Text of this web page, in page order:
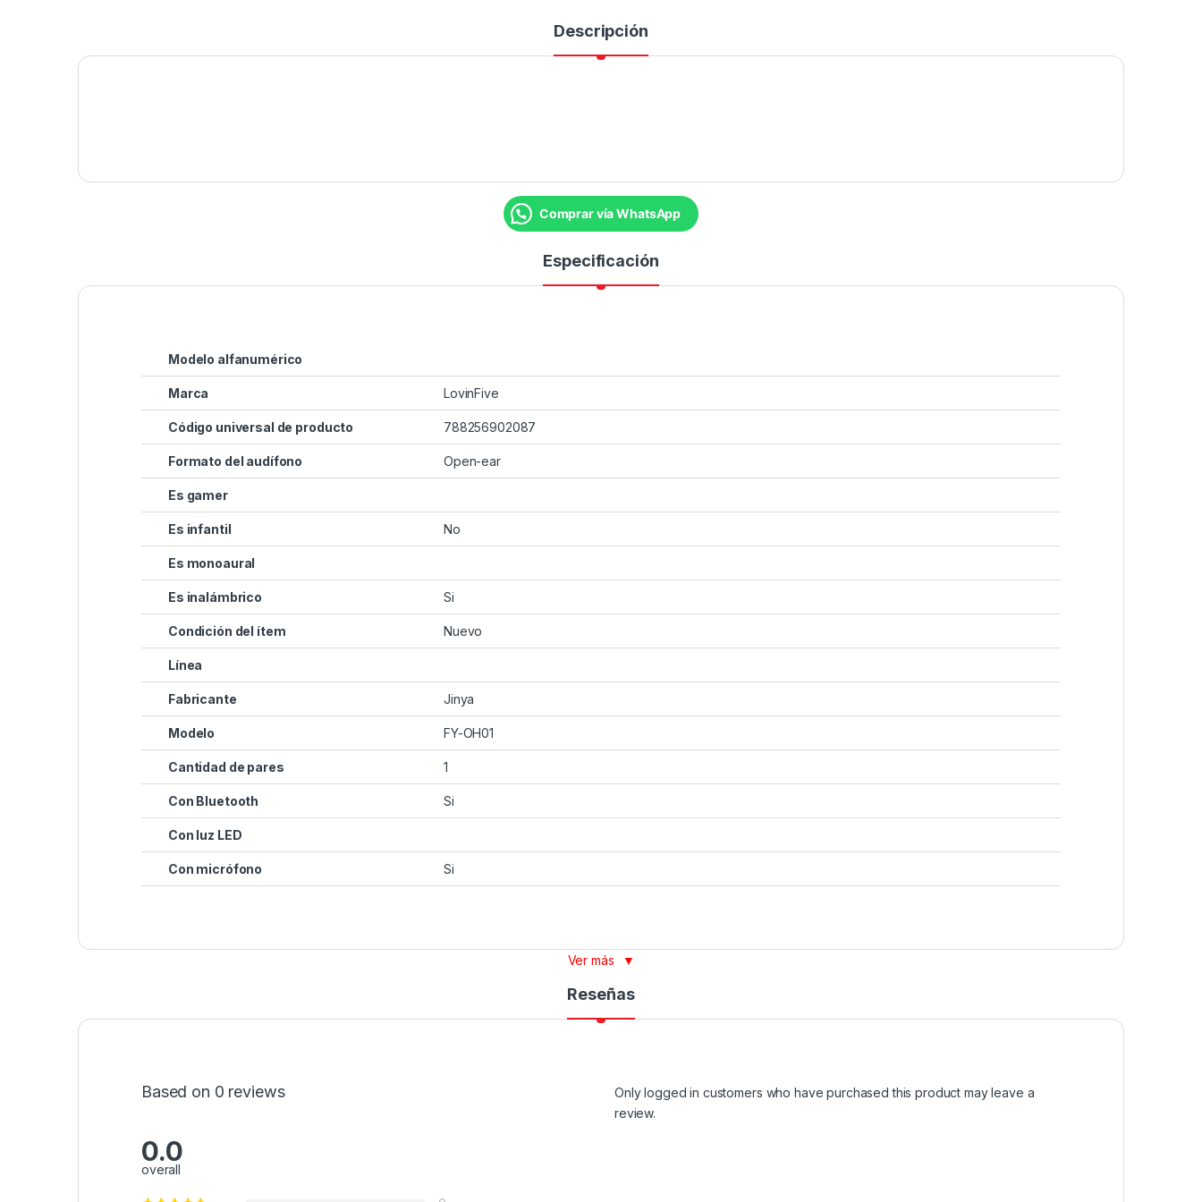
Descripción
Comprar vía WhatsApp
Especificación
Modelo alfanumérico
Marca LovinFive
Código universal de producto 788256902087
Formato del audífono Open-ear
Es gamer
Es infantil No
Es monoaural
Es inalámbrico Si
Condición del ítem Nuevo
Línea
Fabricante Jinya
Modelo FY-OH01
Cantidad de pares 1
Con Bluetooth Si
Con luz LED
Con micrófono Si
Ver más ▼
Reseñas
Based on 0 reviews
0.0
overall
Only logged in customers who have purchased this product may leave a
review.